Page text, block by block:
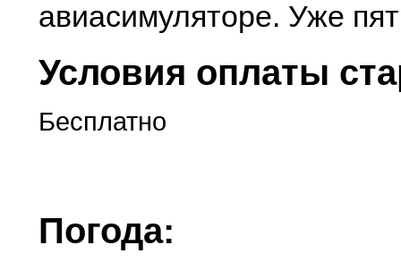
авиасимуляторе. Уже
Условия оплаты
Бесплатно
Погода: